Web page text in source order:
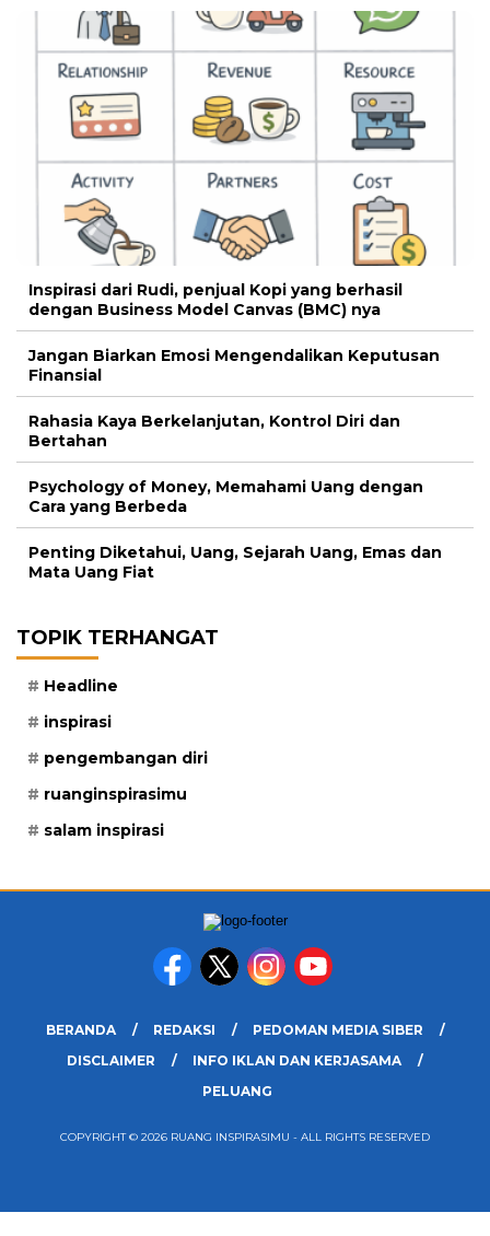
Inspirasi dari Rudi, penjual Kopi yang berhasil
dengan Business Model Canvas (BMC) nya
Jangan Biarkan Emosi Mengendalikan Keputusan
Finansial
Rahasia Kaya Berkelanjutan, Kontrol Diri dan
Bertahan
Psychology of Money, Memahami Uang dengan
Cara yang Berbeda
Penting Diketahui, Uang, Sejarah Uang, Emas dan
Mata Uang Fiat
TOPIK TERHANGAT
Headline
inspirasi
pengembangan diri
ruanginspirasimu
salam inspirasi
BERANDA REDAKSI
PEDOMAN MEDIA SIBER
DISCLAIMER
INFO IKLAN DAN KERJASAMA
PELUANG
COPYRIGHT © 2026 RUANG INSPIRASIMU - ALL RIGHTS RESERVED